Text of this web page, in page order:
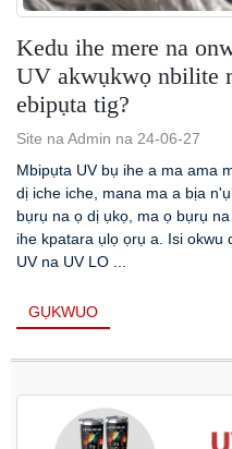
Kedu ihe mere na
UV akwụkwọ nbilite
ebipụta tig?
Site na Admin na 24-06-27
Mbipụta UV bụ ihe a ma ama
dị iche iche, mana ma a bịa
bụrụ na ọ dị ụkọ, ma ọ bụrụ
ihe kpatara ụlọ ọrụ a. Isi okwu
UV na UV LO ...
GỤKWUO